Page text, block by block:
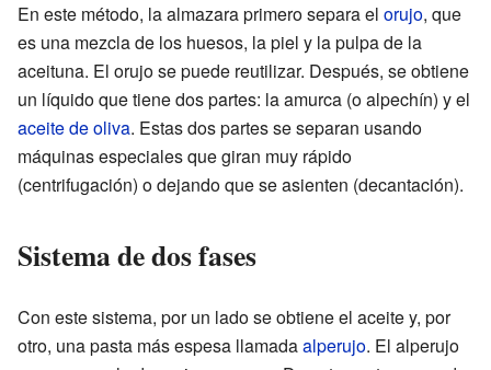
En este método, la almazara primero separa el orujo, que
es una mezcla de los huesos, la piel y la pulpa de la
aceituna. El orujo se puede reutilizar. Después, se obtiene
un líquido que tiene dos partes: la amurca (o alpechín) y el
aceite de oliva. Estas dos partes se separan usando
máquinas especiales que giran muy rápido
(centrifugación) o dejando que se asienten (decantación).
Sistema de dos fases
Con este sistema, por un lado se obtiene el aceite y, por
otro, una pasta más espesa llamadaalperujo. El alperujo